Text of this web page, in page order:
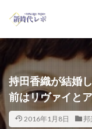
持田香織が結婚
前はリヴァイと
2016年1月8日 邦